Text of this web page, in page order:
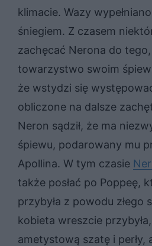
klimacie. Wazy
śniegiem. Z czasem
zachęcać Nerona do tego,
towarzystwo swoim
że wstydzi się
obliczone na dalsze
Neron sądził, że ma
śpiewu, podarowany mu
Apollina. W tym czasie
także posłać po Poppeę,
przybyła z powodu złego
kobieta wreszcie
ametystową szatę i perły,